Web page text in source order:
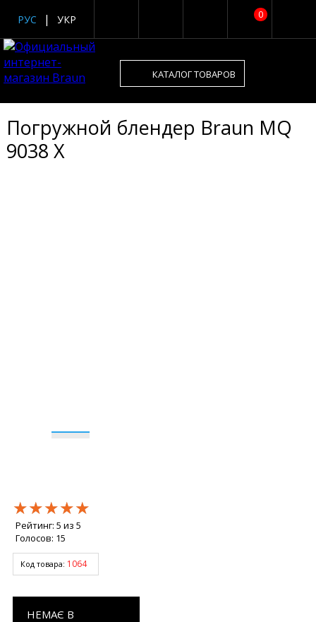
0
РУС УКР
КАТАЛОГ ТОВАРОВ
Погружной блендер Braun MQ
9038 X
★★★★★
★★★★★
★★★★★
Рейтинг: 5 из 5
Голосов: 15
Код товара: 1064
НЕМАЄ В